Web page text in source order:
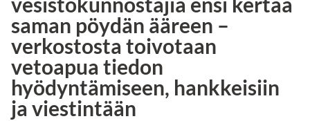
saman pöydän ääreen –
verkostosta toivotaan
vetoapua tiedon
hyödyntämiseen, hankkeisiin
ja viestintään